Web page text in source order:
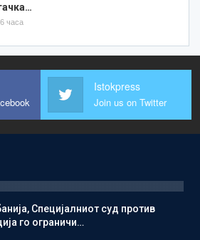
часа
Istokpress
Join us on Twitter
Специјалниот суд против
го ограничи…